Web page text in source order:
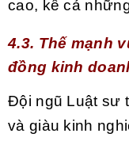
cao, kể cả
4.3. Thế mạnh
đồng kinh
Đội ngũ Luật sư
và giàu kinh